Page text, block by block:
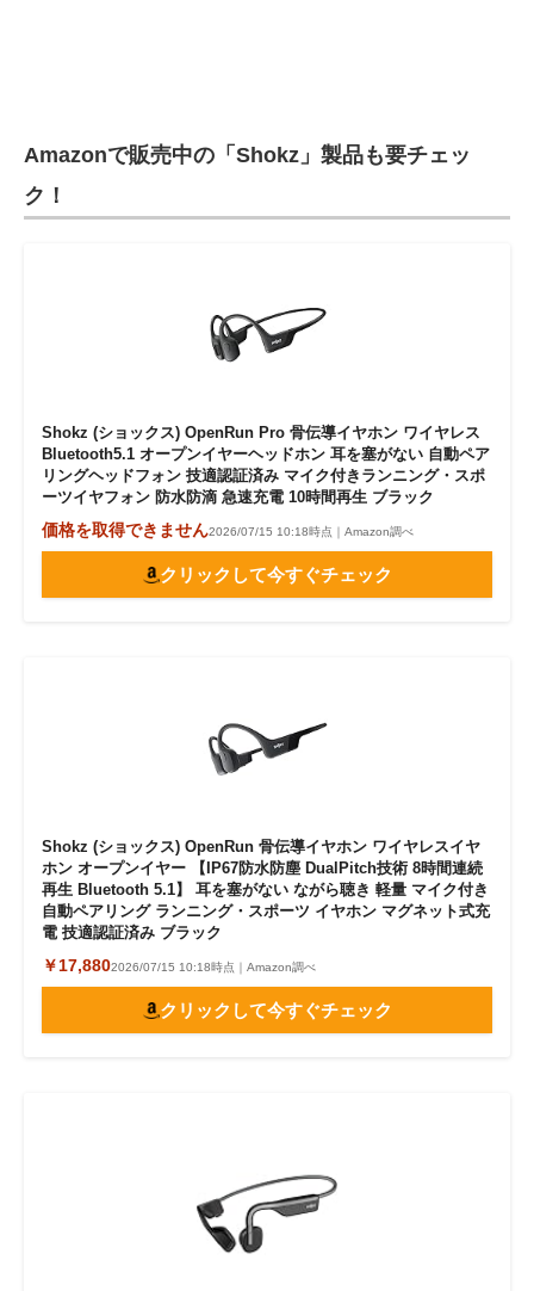
Amazonで販売中の「Shokz」製品も要チェッ
ク！
Shokz (ショックス) OpenRun Pro 骨伝導イヤホン ワイヤレス
Bluetooth5.1 オープンイヤーヘッドホン 耳を塞がない 自動ペア
リングヘッドフォン 技適認証済み マイク付きランニング・スポ
ーツイヤフォン 防水防滴 急速充電 10時間再生 ブラック
価格を取得できません2026/07/15 10:18時点｜Amazon調べ
クリックして今すぐチェック
Shokz (ショックス) OpenRun 骨伝導イヤホン ワイヤレスイヤ
ホン オープンイヤー 【IP67防水防塵 DualPitch技術 8時間連続
再生 Bluetooth 5.1】 耳を塞がない ながら聴き 軽量 マイク付き
自動ペアリング ランニング・スポーツ イヤホン マグネット式充
電 技適認証済み ブラック
￥17,8802026/07/15 10:18時点｜Amazon調べ
クリックして今すぐチェック